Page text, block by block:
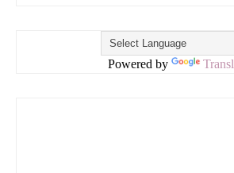
Powered by